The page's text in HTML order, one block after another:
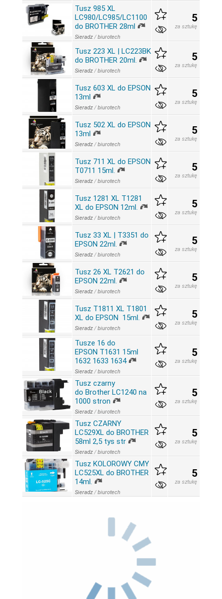
Tusz 985 XL
LC980/LC985/LC1100
do BROTHER 28ml
Sieradz /biurotech
5
za sztukę
Tusz 223 XL | LC223BK
do BROTHER 20ml.
Sieradz /biurotech
5
za sztukę
Tusz 603 XL do EPSON
13ml
Sieradz /biurotech
5
za sztukę
Tusz 502 XL do EPSON
13ml
Sieradz /biurotech
5
za sztukę
Tusz 711 XL do EPSON
T0711 15ml.
Sieradz /biurotech
5
za sztukę
Tusz 1281 XL T1281
XL do EPSON 12ml.
Sieradz /biurotech
5
za sztukę
Tusz 33 XL | T3351 do
EPSON 22ml.
Sieradz /biurotech
5
za sztukę
Tusz 26 XL T2621 do
EPSON 22ml.
Sieradz /biurotech
5
za sztukę
Tusz T1811 XL T1801
XL do EPSON 15ml.
Sieradz /biurotech
5
za sztukę
Tusze 16 do
EPSON T1631 15ml
1632 1633 1634
Sieradz /biurotech
5
za sztukę
Tusz czarny
do Brother LC1240 na
1000 stron
Sieradz /biurotech
5
za sztukę
Tusz CZARNY
LC529XL do BROTHER
58ml 2,5 tys str
Sieradz /biurotech
5
za sztukę
Tusz KOLOROWY CMY
LC525XL do BROTHER
14ml.
Sieradz /biurotech
5
za sztukę